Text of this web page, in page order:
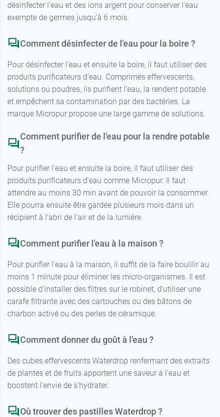
désinfecter l'eau et des ions argent pour conserver l'eau
exempte de germes jusqu'à 6 mois.
Comment désinfecter de l'eau pour la boire ?
Pour désinfecter l'eau et ensuite la boire, il faut utiliser des
produits purificateurs d'eau. Comprimés effervescents,
solutions ou poudres, ils purifient l'eau, la rendent potable
et empêchent sa contamination par des bactéries. La
marque Micropur propose une large gamme de solutions.
Comment purifier de l'eau pour la rendre potable
?
Pour purifier l'eau et ensuite la boire, il faut utiliser des
produits purificateurs d'eau comme Micropur. Il faut
attendre au moins 30 min avant de pouvoir la consommer.
Elle pourra ensuite être gardée plusieurs mois dans un
récipient à l'abri de l'air et de la lumière.
Comment purifier l'eau à la maison ?
Pour purifier l'eau à la maison, il suffit de la faire bouillir au
moins 1 minute pour éliminer les micro-organismes. Il est
possible d'installer des filtres sur le robinet, d'utiliser une
carafe filtrante avec des cartouches ou des bâtons de
charbon activé ou des perles de céramique.
Comment donner du goût à l'eau ?
Des cubes effervescents Waterdrop renfermant des extraits
de plantes et de fruits apportent une saveur à l'eau et
boostent l'envie de s'hydrater.
Où trouver des pastilles Waterdrop ?